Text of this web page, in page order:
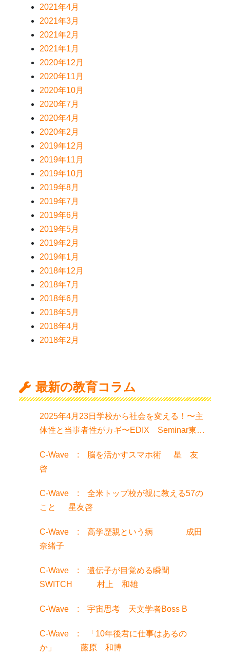
2021年4月
2021年3月
2021年2月
2021年1月
2020年12月
2020年11月
2020年10月
2020年7月
2020年4月
2020年2月
2019年12月
2019年11月
2019年10月
2019年8月
2019年7月
2019年6月
2019年5月
2019年2月
2019年1月
2018年12月
2018年7月
2018年6月
2018年5月
2018年4月
2018年2月
最新の教育コラム
2025年4月23日学校から社会を変える！〜主
体性と当事者性がカギ〜EDIX Seminar東京
C-Wave : 脳を活かすスマホ術 星 友
啓
C-Wave : 全米トップ校が親に教える57の
こと 星友啓
C-Wave : 高学歴親という病 成田
奈緒子
C-Wave : 遺伝子が目覚める瞬間
SWITCH 村上 和雄
C-Wave : 宇宙思考 天文学者Boss B
C-Wave : 「10年後君に仕事はあるの
か」 藤原 和博